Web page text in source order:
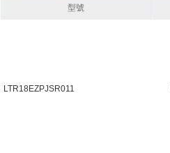
型號
LTR18EZPJSR011